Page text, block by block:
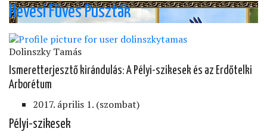
választóknak
vissza
kapniuk
a
hatalmat)
Hevesi Füves Puszták
Dolinszky Tamás
Ismeretterjesztő kirándulás: A Pélyi-szikesek és az Erdőtelki
Arborétum
2017. április 1. (szombat)
Pélyi-szikesek